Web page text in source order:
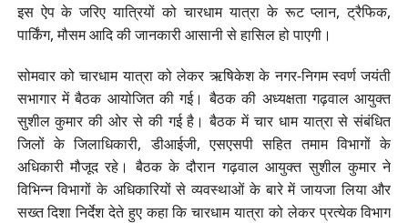
इस ऐप के जरिए यात्रियों को चारधाम यात्रा के रूट प्लान, ट्रैफिक,
पार्किंग, मौसम आदि की जानकारी आसानी से हासिल हो पाएगी।
सोमवार को चारधाम यात्रा को लेकर ऋषिकेश के नगर-निगम स्वर्ण जयंती
सभागार में बैठक आयोजित की गई। बैठक की अध्यक्षता गढ़वाल आयुक्त
सुशील कुमार की ओर से की गई है। बैठक में चार धाम यात्रा से संबंधित
जिलों के जिलाधिकारी, डीआईजी, एसएसपी सहित तमाम विभागों के
अधिकारी मौजूद रहे। बैठक के दौरान गढ़वाल आयुक्त सुशील कुमार ने
विभिन्न विभागों के अधिकारियों से व्यवस्थाओं के बारे में जायजा लिया और
सख्त दिशा निर्देश देते हुए कहा कि चारधाम यात्रा को लेकर प्रत्येक विभाग